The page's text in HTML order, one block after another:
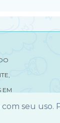
seu uso.
EM